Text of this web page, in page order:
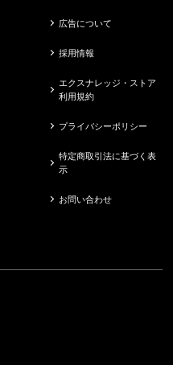
広告について
採用情報
エクスナレッジ・ストア
利用規約
プライバシーポリシー
特定商取引法に基づく表
示
お問い合わせ